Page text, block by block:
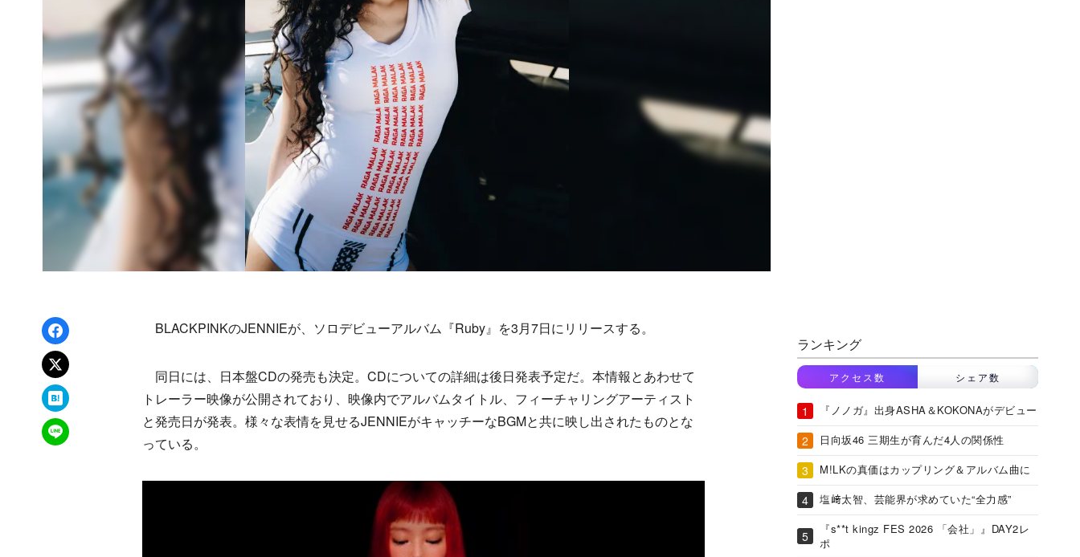
Facebookでシェア
xでポスト
はてなブックマーク
LINEで送る
BLACKPINKのJENNIEが、ソロデビューアルバム『Ruby』を3月7日にリリースする。
同日には、日本盤CDの発売も決定。CDについての詳細は後日発表予定だ。本情報とあわせて
トレーラー映像が公開されており、映像内でアルバムタイトル、フィーチャリングアーティスト
と発売日が発表。様々な表情を見せるJENNIEがキャッチーなBGMと共に映し出されたものとな
っている。
ランキング
アクセス数 シェア数
『ノノガ』出身ASHA＆KOKONAがデビュー
日向坂46 三期生が育んだ4人の関係性
M!LKの真価はカップリング＆アルバム曲に
塩﨑太智、芸能界が求めていた“全力感”
『s**t kingz FES 2026 「会社」』DAY2レ
ポ